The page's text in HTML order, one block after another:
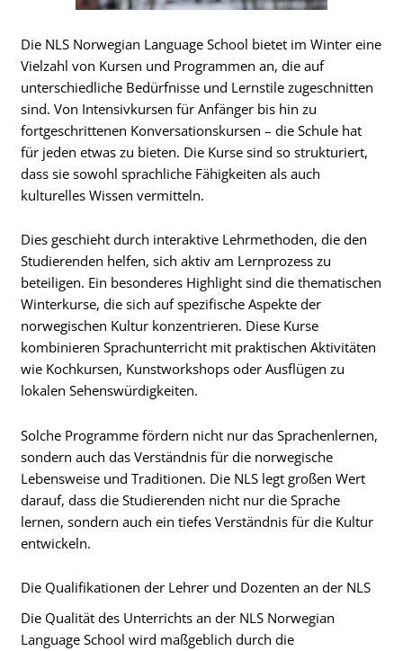
Die NLS Norwegian Language School bietet im Winter eine
Vielzahl von Kursen und Programmen an, die auf
unterschiedliche Bedürfnisse und Lernstile zugeschnitten
sind. Von Intensivkursen für Anfänger bis hin zu
fortgeschrittenen Konversationskursen – die Schule hat
für jeden etwas zu bieten. Die Kurse sind so strukturiert,
dass sie sowohl sprachliche Fähigkeiten als auch
kulturelles Wissen vermitteln.
Dies geschieht durch interaktive Lehrmethoden, die den
Studierenden helfen, sich aktiv am Lernprozess zu
beteiligen. Ein besonderes Highlight sind die thematischen
Winterkurse, die sich auf spezifische Aspekte der
norwegischen Kultur konzentrieren. Diese Kurse
kombinieren Sprachunterricht mit praktischen Aktivitäten
wie Kochkursen, Kunstworkshops oder Ausflügen zu
lokalen Sehenswürdigkeiten.
Solche Programme fördern nicht nur das Sprachenlernen,
sondern auch das Verständnis für die norwegische
Lebensweise und Traditionen. Die NLS legt großen Wert
darauf, dass die Studierenden nicht nur die Sprache
lernen, sondern auch ein tiefes Verständnis für die Kultur
entwickeln.
Die Qualifikationen der Lehrer und Dozenten an der NLS
Die Qualität des Unterrichts an der NLS Norwegian
Language School wird maßgeblich durch die